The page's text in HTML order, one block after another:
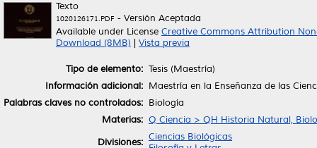
Texto
1020126171.PDF - Versión Aceptada
Available under License Creative Commons Attribution
Download (8MB)
Vista previa
Tipo de elemento: Tesis (Maestría)
Información adicional: Maestría en la Enseñanza de las
Palabras claves no controlados: Biología
Materias: Q Ciencia > QH Historia Natural,
Divisiones: Ciencias Biológicas